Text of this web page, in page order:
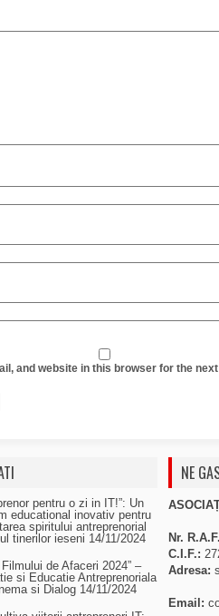
and website in this browser for the
pentru o zi in IT!”: Un
educational inovativ pentru
spiritului antreprenorial
tinerilor ieseni 14/11/2024
Filmului de Afaceri 2024” –
si Educatie Antreprenoriala
si Dialog 14/11/2024
NE
Nr.
C.I.F.:
Adresa:
Email: